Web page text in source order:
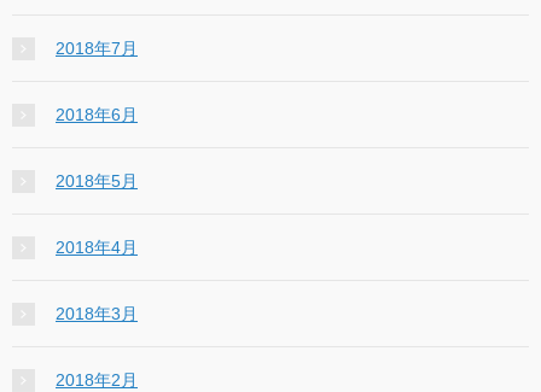
2018年7月
2018年6月
2018年5月
2018年4月
2018年3月
2018年2月